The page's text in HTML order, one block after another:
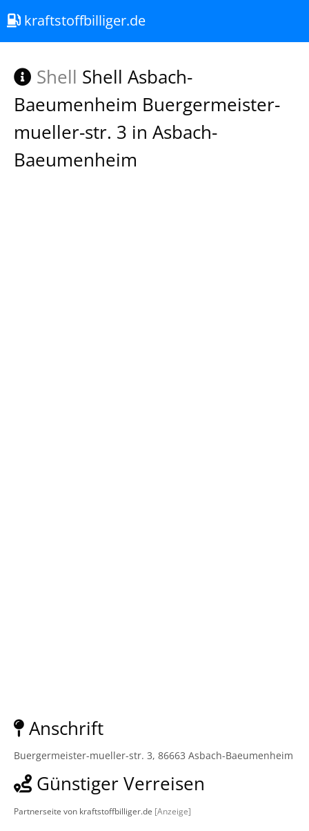
kraftstoffbilliger.de
Shell Shell Asbach-
Baeumenheim Buergermeister-
mueller-str. 3 in Asbach-
Baeumenheim
Anschrift
Buergermeister-mueller-str. 3, 86663 Asbach-Baeumenheim
Günstiger Verreisen
Partnerseite von kraftstoffbilliger.de [Anzeige]